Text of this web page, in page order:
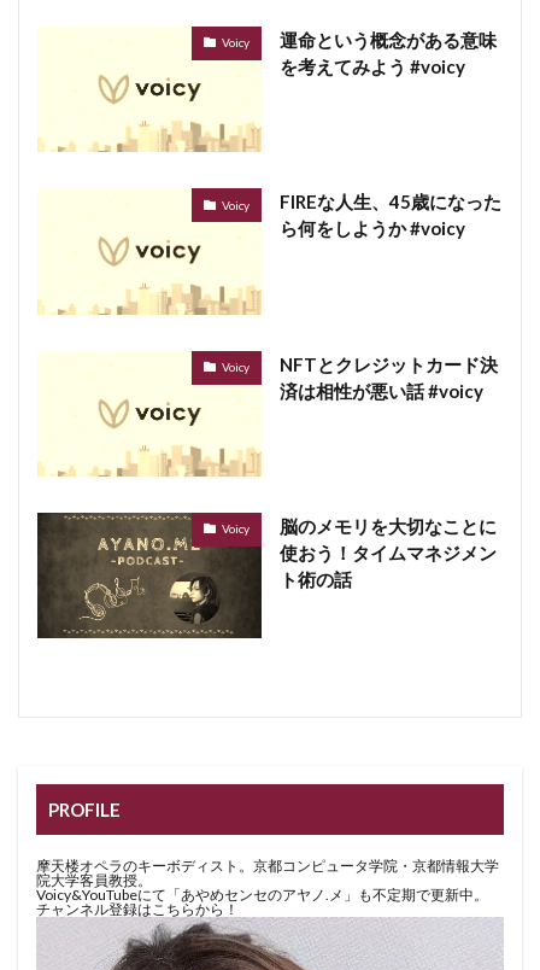
Voicy
運命という概念がある意味
を考えてみよう #voicy
Voicy
FIREな人生、45歳になった
ら何をしようか #voicy
Voicy
NFTとクレジットカード決
済は相性が悪い話 #voicy
Voicy
脳のメモリを大切なことに
使おう！タイムマネジメン
ト術の話
PROFILE
摩天楼オペラのキーボディスト。京都コンピュータ学院・京都情報大学
院大学客員教授。
Voicy&YouTubeにて「あやめセンセのアヤノ.メ」も不定期で更新中。
チャンネル登録はこちらから！